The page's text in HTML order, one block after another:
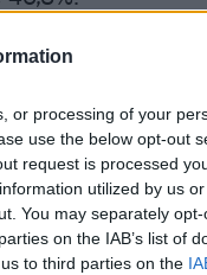
or processing of your
use the below opt-out
request is processed
utilized by us
You may separately
on the IAB’s list of
to third parties on the
είχε
κυρίως
σημαντικά» τα